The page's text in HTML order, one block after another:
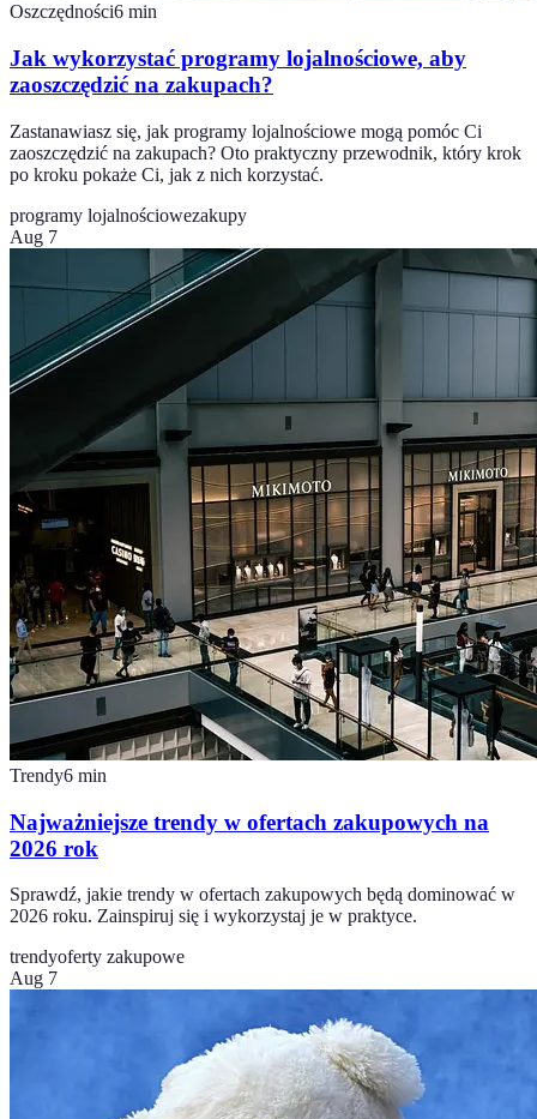
Oszczędności6 min
Jak wykorzystać programy lojalnościowe, aby
zaoszczędzić na zakupach?
Zastanawiasz się, jak programy lojalnościowe mogą pomóc Ci
zaoszczędzić na zakupach? Oto praktyczny przewodnik, który krok
po kroku pokaże Ci, jak z nich korzystać.
programy lojalnościowezakupy
Aug 7
Trendy6 min
Najważniejsze trendy w ofertach zakupowych na
2026 rok
Sprawdź, jakie trendy w ofertach zakupowych będą dominować w
2026 roku. Zainspiruj się i wykorzystaj je w praktyce.
trendyoferty zakupowe
Aug 7